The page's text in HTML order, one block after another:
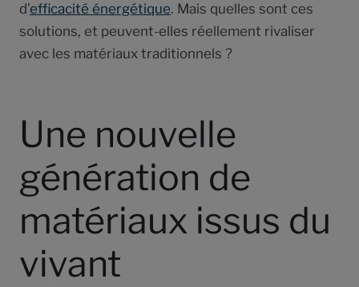
d’efficacité énergétique. Mais quelles sont ces
solutions, et peuvent-elles réellement rivaliser
avec les matériaux traditionnels ?
Une nouvelle
génération de
matériaux issus du
vivant